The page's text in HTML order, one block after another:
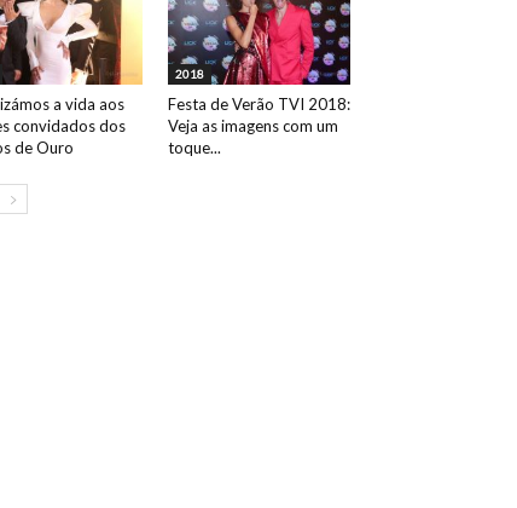
a vida aos
convidados dos
de Ouro
2018
Festa de Verão TVI 2018:
Veja as imagens com um
toque...